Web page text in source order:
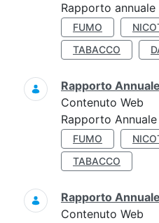
Rapporto
FUMO
TABACCO
Rapporto
Contenuto Web
Rapporto
FUMO
TABACCO
Rapporto
Contenuto Web